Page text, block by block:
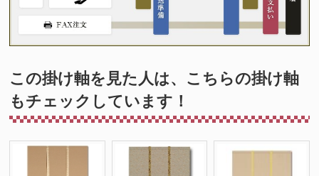
この掛け軸を見た人は、こちらの掛け軸
もチェックしています！